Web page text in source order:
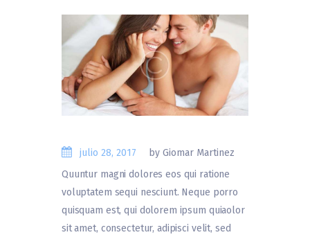
julio 28, 2017
by Giomar Martinez
Quuntur magni dolores eos qui ratione
voluptatem sequi nesciunt. Neque porro
quisquam est, qui dolorem ipsum quiaolor
sit amet, consectetur, adipisci velit, sed